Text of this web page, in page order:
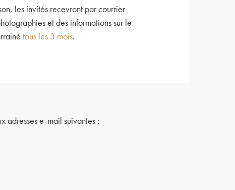
les invités recevront par courrier
et des informations sur le
tous les 3 mois.
adresses e-mail suivantes :